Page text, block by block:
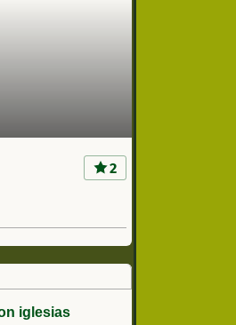
2
iglesias